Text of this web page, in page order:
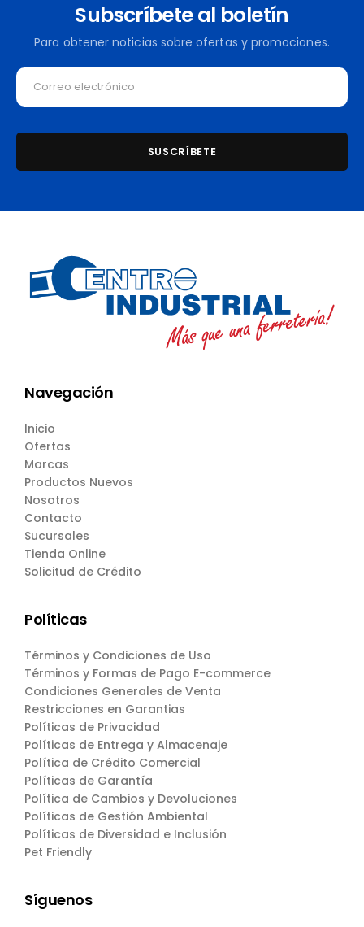
Subscríbete al boletín
Para obtener noticias sobre ofertas y promociones.
Navegación
Inicio
Ofertas
Marcas
Productos Nuevos
Nosotros
Contacto
Sucursales
Tienda Online
Solicitud de Crédito
Políticas
Términos y Condiciones de Uso
Términos y Formas de Pago E-commerce
Condiciones Generales de Venta
Restricciones en Garantias
Políticas de Privacidad
Políticas de Entrega y Almacenaje
Política de Crédito Comercial
Políticas de Garantía
Política de Cambios y Devoluciones
Políticas de Gestión Ambiental
Políticas de Diversidad e Inclusión
Pet Friendly
Síguenos